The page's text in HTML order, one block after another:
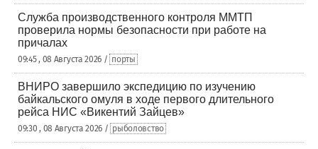
Служба производственного контроля ММТП
проверила нормы безопасности при работе на
причалах
09:45 , 08 Августа 2026 / порты
ВНИРО завершило экспедицию по изучению
байкальского омуля в ходе первого длительного
рейса НИС «Викентий Зайцев»
09:30 , 08 Августа 2026 / рыболовство